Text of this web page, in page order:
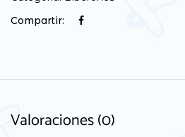
Compartir:
Valoraciones (0)